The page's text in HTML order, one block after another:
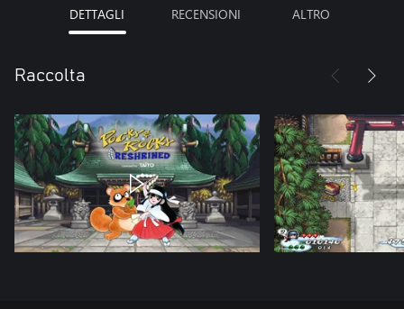
DETTAGLI RECENSIONI ALTRO
Raccolta